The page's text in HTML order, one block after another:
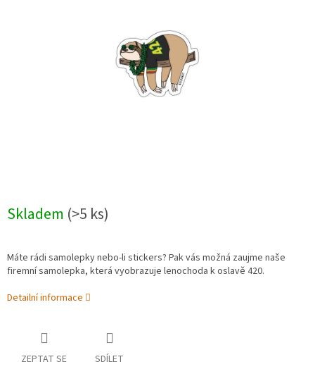
Skladem (>5 ks)
Máte rádi samolepky nebo-li stickers? Pak vás možná zaujme naše
firemní samolepka, která vyobrazuje lenochoda k oslavě 420.
Detailní informace
ZEPTAT SE SDÍLET